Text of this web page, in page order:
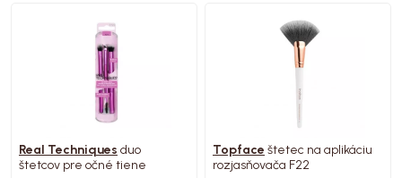
Real Techniques duo
štetcov pre očné tiene
Topface štetec na aplikáciu
rozjasňovača F22